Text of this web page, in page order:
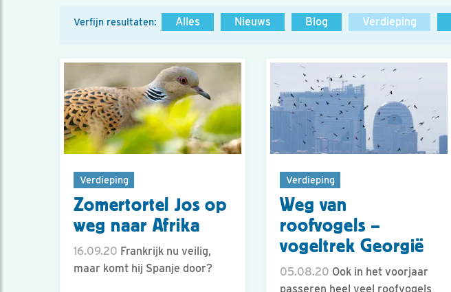
Verfijn resultaten: Alles Nieuws Blog Verdieping
Verdieping
Zomertortel Jos op
weg naar Afrika
16.09.20 Frankrijk nu veilig,
maar komt hij Spanje door?
Verdieping
Weg van
roofvogels –
vogeltrek Georgië
05.08.20 Ook in het voorjaar
passeren heel veel roofvogels